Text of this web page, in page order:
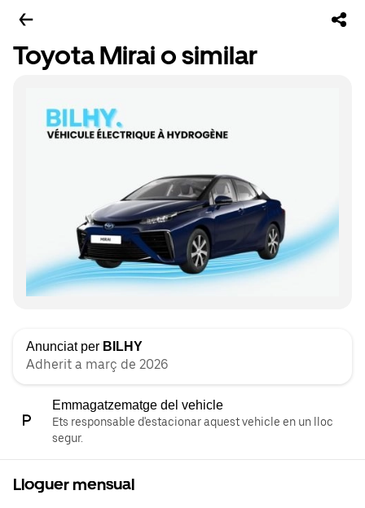
Toyota Mirai o similar
Anunciat per BILHY
Adherit a març de 2026
Emmagatzematge del vehicle
Ets responsable d'estacionar aquest vehicle en un lloc
segur.
Lloguer mensual